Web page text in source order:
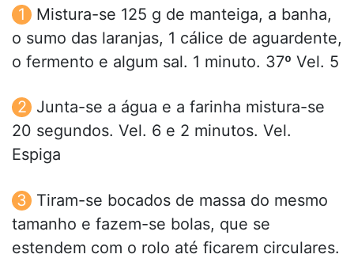
Mistura-se 125 g de manteiga, a banha,
o sumo das laranjas, 1 cálice de aguardente,
o fermento e algum sal. 1 minuto. 37º Vel. 5
Junta-se a água e a farinha mistura-se
20 segundos. Vel. 6 e 2 minutos. Vel.
Espiga
Tiram-se bocados de massa do mesmo
tamanho e fazem-se bolas, que se
estendem com o rolo até ficarem circulares.